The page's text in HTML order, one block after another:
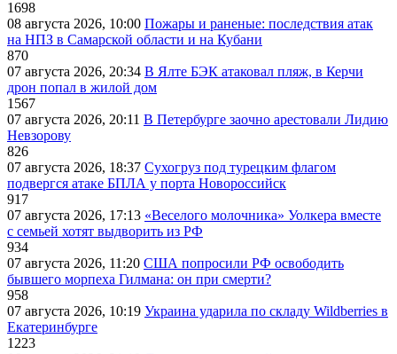
1698
08 августа 2026, 10:00 Пожары и раненые: последствия атак
на НПЗ в Самарской области и на Кубани
870
07 августа 2026, 20:34 В Ялте БЭК атаковал пляж, в Керчи
дрон попал в жилой дом
1567
07 августа 2026, 20:11 В Петербурге заочно арестовали Лидию
Невзорову
826
07 августа 2026, 18:37 Сухогруз под турецким флагом
подвергся атаке БПЛА у порта Новороссийск
917
07 августа 2026, 17:13 «Веселого молочника» Уолкера вместе
с семьей хотят выдворить из РФ
934
07 августа 2026, 11:20 США попросили РФ освободить
бывшего морпеха Гилмана: он при смерти?
958
07 августа 2026, 10:19 Украина ударила по складу Wildberries в
Екатеринбурге
1223